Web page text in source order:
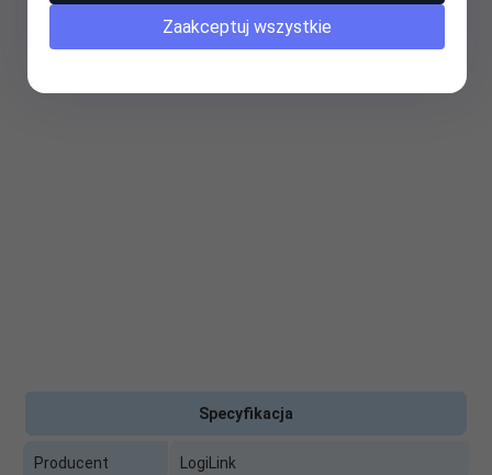
Specyfikacja
Producent LogiLink
Zaakceptuj wszystkie